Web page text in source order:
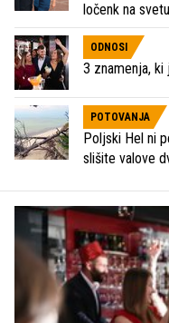
ločenk na svetu
ODNOSI
3 znamenja,
POTOVANJA
Poljski Hel ni
slišite valove